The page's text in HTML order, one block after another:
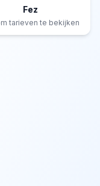
Fez
tarieven te bekijken